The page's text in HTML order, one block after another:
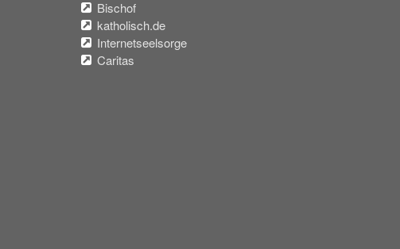
Bischof
katholisch.de
Internetseelsorge
Caritas